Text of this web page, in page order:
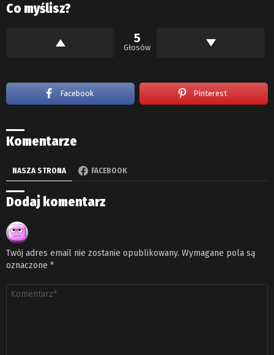
Co myślisz?
5
Głosów
Facebook Pinterest
Komentarze
NASZA STRONA FACEBOOK
Dodaj komentarz
Twój adres email nie zostanie opublikowany. Wymagane pola są
oznaczone *